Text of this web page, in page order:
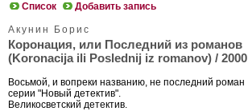
Список Добавить запись
Акунин Борис
Коронация, или Последний из романов
(Koronacija ili Poslednij iz romanov) / 2000
Восьмой, и вопреки названию, не последний роман
серии "Новый детектив".
Великосветский детектив.